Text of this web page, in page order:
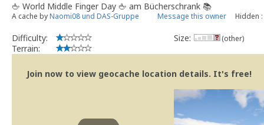
🖕 World Middle Finger Day 🖕 am Bücherschrank 📚
A cache byNaomi08 und DAS-Gruppe Message this owner Hidden
Difficulty:
Terrain:
Size: (other)
Join now to view geocache location details. It's free!